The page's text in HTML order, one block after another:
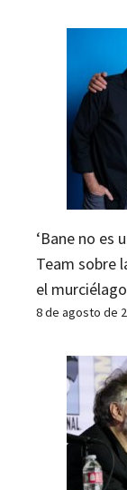
‘Bane no es
Team sobre
el murciélago
8 de agosto de